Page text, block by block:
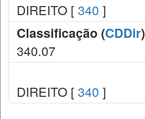
DIREITO [ 340 ]
Classificação (CDDir)
340.07
DIREITO [ 340 ]